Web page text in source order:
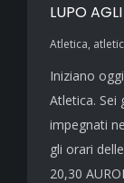
LUPO
Atletica,
Iniziano
Atletica. Sei
impegnati
gli orari
20,30